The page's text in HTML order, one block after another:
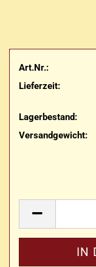
Art.Nr.:
Lieferzeit:
Lagerbestand:
Versandgewicht: